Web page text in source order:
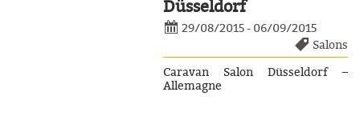
Düsseldorf
29/08/2015 - 06/09/2015
Salons
Caravan Salon Düsseldorf –
Allemagne